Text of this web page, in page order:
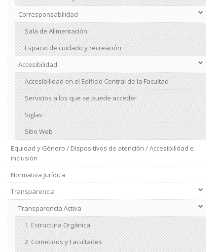
Corresponsabilidad
Sala de Alimentación
Espacio de cuidado y recreación
Accesibilidad
Accesibilidad en el Edificio Central de la Facultad
Servicios a los que se puede acceder
Siglas
Sitio Web
Equidad y Género / Dispositivos de atención / Accesibilidad e
inclusión
Normativa Jurídica
Transparencia
Transparencia Activa
1. Estructura Orgánica
2. Cometidos y Facultades